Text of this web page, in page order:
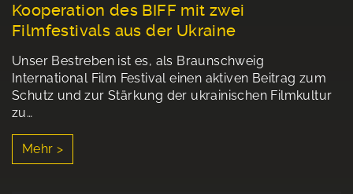
Kooperation des BIFF mit zwei
Filmfestivals aus der Ukraine
Unser Bestreben ist es, als Braunschweig
International Film Festival einen aktiven Beitrag zum
Schutz und zur Stärkung der ukrainischen Filmkultur
zu…
Mehr >